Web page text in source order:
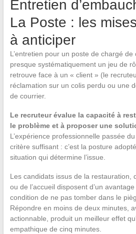
Entretien
La Poste : les
à anticiper
L’entretien pour un poste de chargé
presque systématiquement un jeu de
retrouve face à un « client » (le
réclamation sur un colis perdu ou une
de courrier.
Le recruteur évalue la capacité à
le problème et à proposer une
L’expérience professionnelle passée
critère suffisant : c’est la posture
situation qui détermine l’issue.
Les candidats issus de la restauration,
ou de l’accueil disposent d’un
condition de ne pas tomber dans le
Répondre en moins de deux minutes,
actionnable, produit un meilleur effet
empathique de cinq minutes.